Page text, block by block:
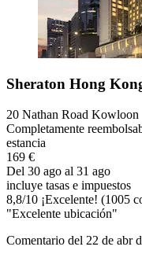
Sheraton Hong
20 Nathan Road Kowloon
Completamente
estancia
169 €
Del 30 ago al 31 ago
incluye tasas e impuestos
8,8/10 ¡Excelente! (1005
"Excelente ubicación"
Comentario del 22 de abr